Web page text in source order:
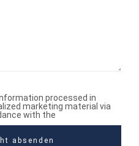
processed in
marketing material via
with the
absenden